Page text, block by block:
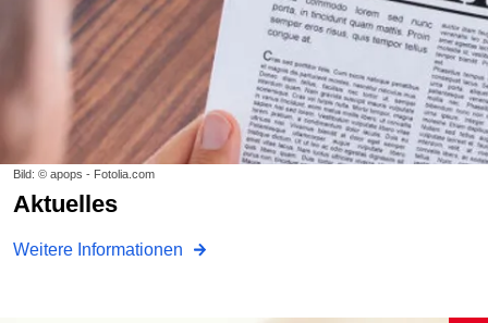
Bild: © apops - Fotolia.com
Aktuelles
Weitere Informationen